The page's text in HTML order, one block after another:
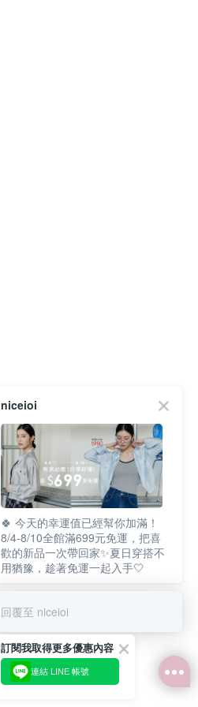
niceioi
🍀 今天的幸運值已經幫你加滿！
8/4-8/10全館滿699元免運，把喜
歡的新品一次帶回家✨夏日穿搭不
用猶豫，趁著免運一起入手🤍
回覆至 niceioi
訂閱我取得更多優惠內容
連結 LINE 帳號